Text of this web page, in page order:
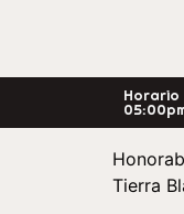
Horario
Tierra